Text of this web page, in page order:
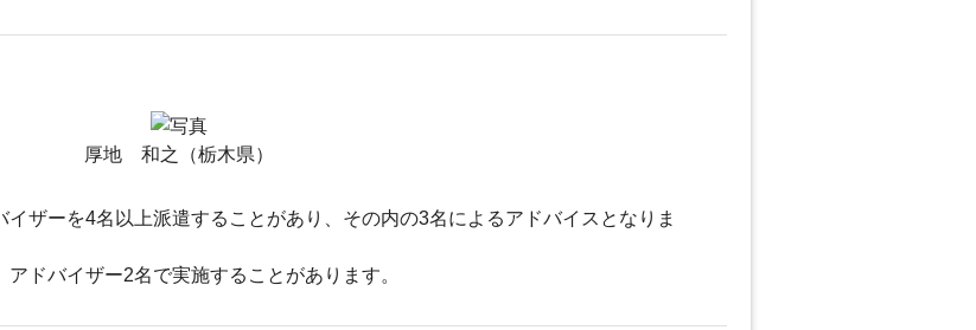
厚地 和之（栃木県）
ザーを4名以上派遣することがあり、その内の3名によるアドバイスとなりま
ドバイザー2名で実施することがあります。